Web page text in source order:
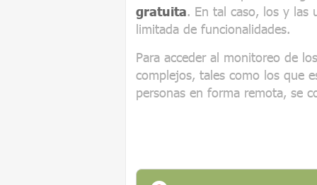
gratuita. En tal caso, los y las
limitada de funcionalidades.
Para acceder al monitoreo de
complejos, tales como los que
personas en forma remota, se